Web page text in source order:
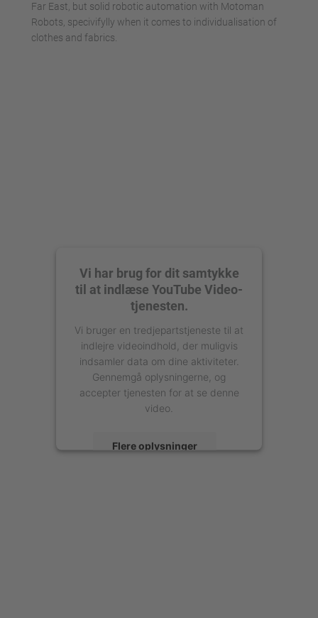
Far East, but solid robotic automation with Motoman
Robots, specivifylly when it comes to individualisation of
clothes and fabrics.
Vi har brug for dit samtykke
til at indlæse YouTube Video-
tjenesten.
Vi bruger en tredjepartstjeneste til at
indlejre videoindhold, der muligvis
indsamler data om dine aktiviteter.
Gennemgå oplysningerne, og
accepter tjenesten for at se denne
video.
Flere oplysninger